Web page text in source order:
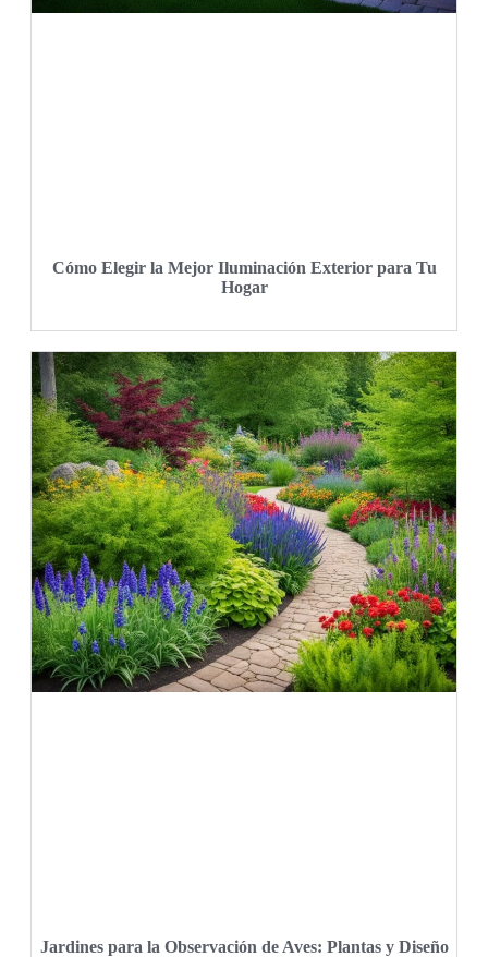
Cómo Elegir la Mejor Iluminación Exterior para Tu
Hogar
Jardines para la Observación de Aves: Plantas y Diseño